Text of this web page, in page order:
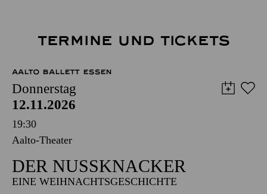
TERMINE UND TICKETS
AALTO BALLETT ESSEN
Donnerstag
12.11.2026
19:30
Aalto-Theater
DER NUSSKNACKER
EINE WEIHNACHTSGESCHICHTE